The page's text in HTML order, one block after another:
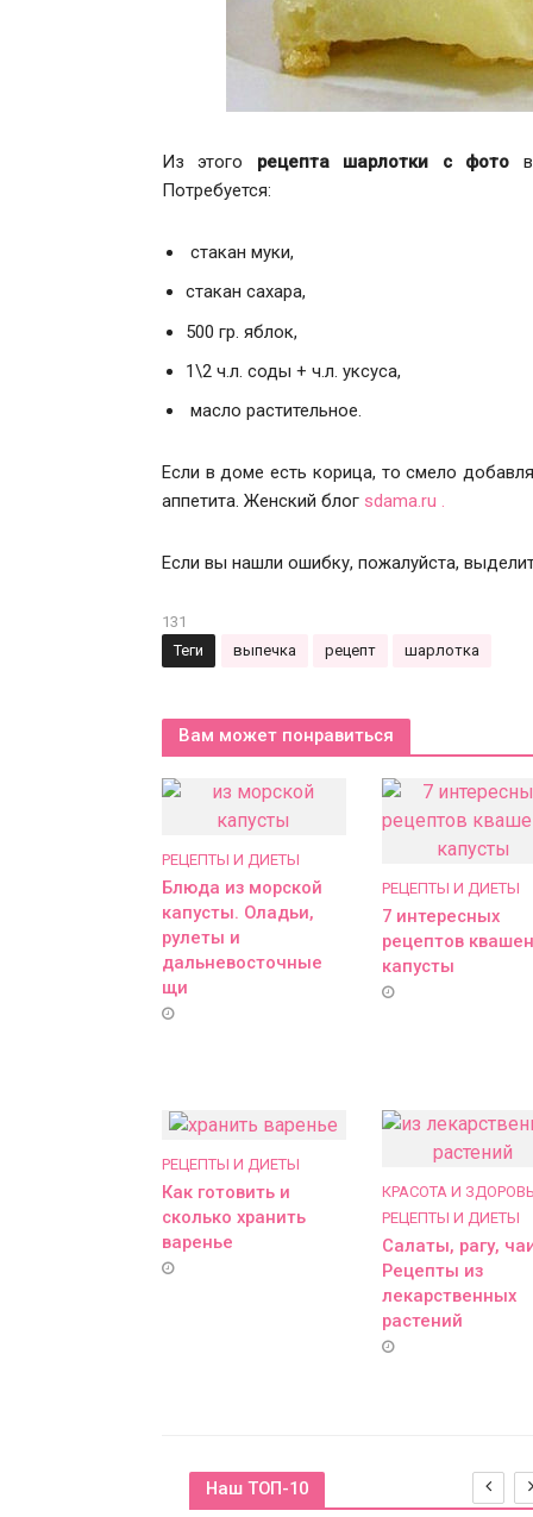
Из этого рецепта шарлотки с фото
Потребуется:
стакан муки,
стакан сахара,
500 гр. яблок,
1\2 ч.л. соды + ч.л. уксуса,
масло растительное.
Если в доме есть корица, то смело
аппетита. Женский блог sdama.ru .
Если вы нашли ошибку, пожалуйста,
131
Теги
выпечка рецепт шарлотка
Вам может понравиться
РЕЦЕПТЫ И ДИЕТЫ
Блюда из морской
капусты. Оладьи,
рулеты и
дальневосточные
щи
РЕЦЕПТЫ И ДИЕТЫ
7 интересных
рецептов
капусты
РЕЦЕПТЫ И ДИЕТЫ
Как готовить и
сколько хранить
варенье
КРАСОТА И
РЕЦЕПТЫ И ДИЕТЫ
Салаты, рагу,
Рецепты из
лекарственных
растений
Наш ТОП-10